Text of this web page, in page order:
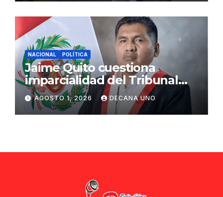
NACIONAL POLÍTICA
Jaime Quito cuestiona
imparcialidad del Tribunal
Constitucional tras liberación
de Ollanta Humala
AGOSTO 1, 2026 DECANA UNO